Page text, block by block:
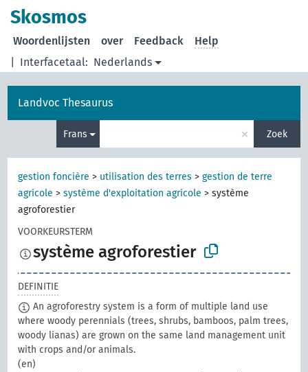
Skosmos
Interfacetaal: Nederlands
Woordenlijsten over Feedback Help
Landvoc Thesaurus
Frans × Zoek
gestion foncière > utilisation des terres >gestion de terre
agricole >système d'exploitation agricole >système
agroforestier
VOORKEURSTERM
système agroforestier
DEFINITIE
An agroforestry system is a form of multiple land use
where woody perennials (trees, shrubs, bamboos, palm trees,
woody lianas) are grown on the same land management unit
with crops and/or animals.
(en)